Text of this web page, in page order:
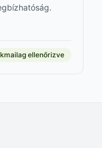
ellenőrizve